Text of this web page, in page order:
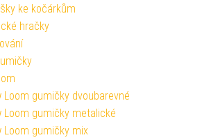
ke kočárkům
hračky
Loom gumičky dvoubarevné
Loom gumičky metalické
Loom gumičky mix